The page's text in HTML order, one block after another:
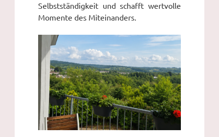
Selbstständigkeit und schafft wertvolle
Momente des Miteinanders.